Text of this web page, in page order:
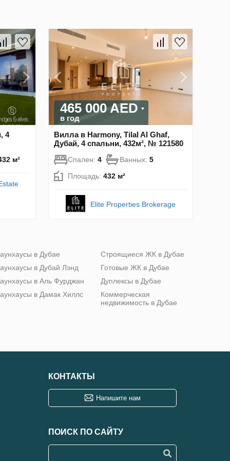
4
м²
465 000 AED
в год
Вилла в Harmony, Tilal Al Ghaf,
Дубай, 4 спальни, 432м², № 121580
Спален: 4 Ванных: 5
Площадь: 432 м²
Elite Properties Brokerage
в Дубае
в Дубай Лэнд
в Аль Фурджан
в Дамак Хиллс
Строящиеся ЖК в Дубае
Готовые ЖК в Дубае
Дуплексы в Дубае
Коммерческая
недвижимость в Дубае
КОНТАКТЫ
Напишите нам
ПОИСК ПО САЙТУ